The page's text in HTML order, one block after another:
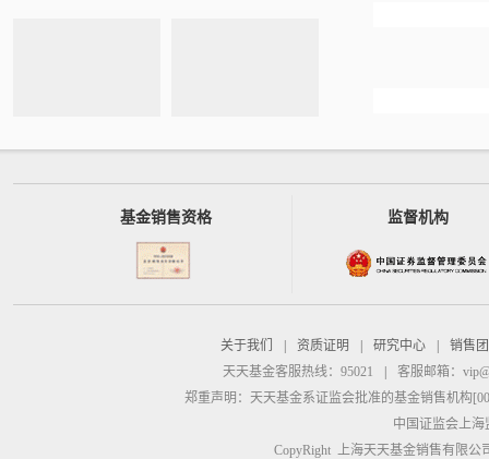
基金销售资格 监督机构
关于我们 资质证明 研究中心
销售
天天基金客服热线：95021
客服邮箱：
郑重声明： 天天基金系证监会批准的基金销售机构
中国证监会上
CopyRight 上海天天基金销售有限